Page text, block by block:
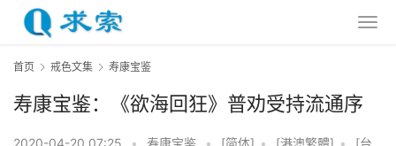
首页 戒色文集 寿康宝鉴
寿康宝鉴：《欲海回狂》普劝受持流通序